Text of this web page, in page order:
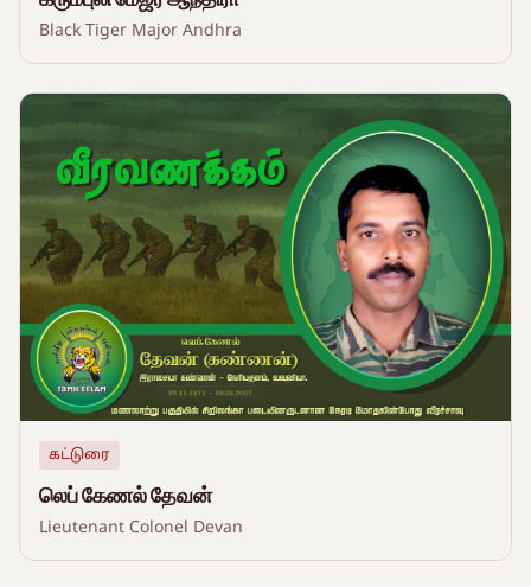
Black Tiger Major Andhra
கட்டுரை
லெப் கேணல் தேவன்
Lieutenant Colonel Devan